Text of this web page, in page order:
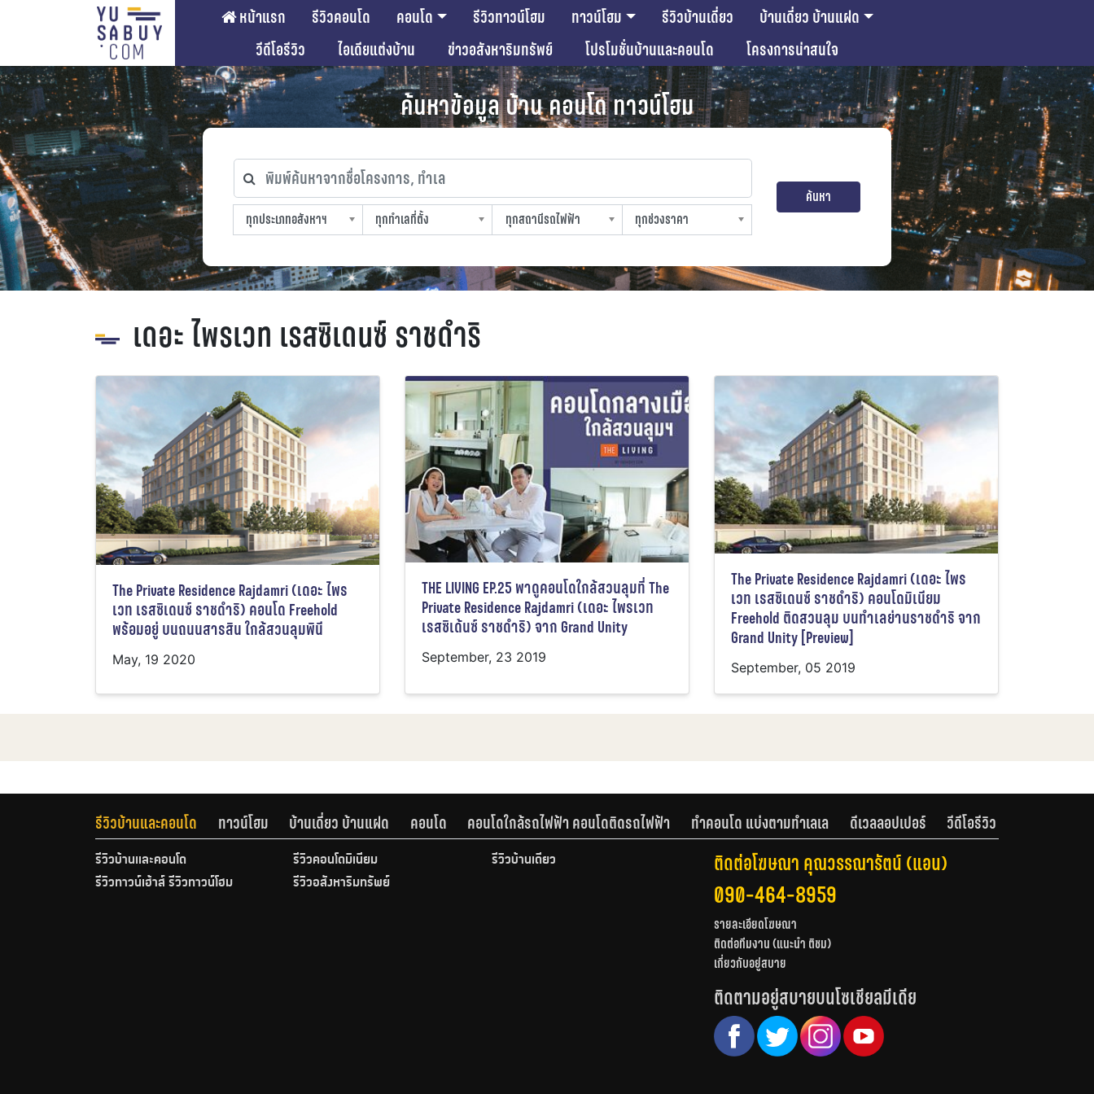
หน้าแรก รีวิวคอนโด คอนโด รีวิวทาวน์โฮม ทาวน์โฮม รีวิวบ้านเดี่ยว
บ้านเดี่ยว บ้านแฝด
วีดีโอรีวิว
ไอเดียแต่งบ้าน ข่าวอสังหาริมทรัพย์ โปรโมชั่นบ้านและคอนโด โครงการน่าสนใจ
ค้นหาข้อมูล บ้าน คอนโด ทาวน์โฮม
พิมพ์ค้นหาจากชื่อโครงการ, ทำเล
ทุกประเภทอสังหาฯ
ทุกประเภทอสังหาฯ
ทุกทำเลที่ตั้ง
ทุกทำเลที่ตั้ง
ทุกสถานีรถไฟฟ้า
ทุกสถานีรถไฟฟ้า
ทุกช่วงราคา
ทุกช่วงราคา
ค้นหา
เดอะ ไพรเวท เรสซิเดนซ์ ราชดำริ
The Private Residence Rajdamri (เดอะ ไพร
เวท เรสซิเดนซ์ ราชดำริ) คอนโด Freehold
พร้อมอยู่ บนถนนสารสิน ใกล้สวนลุมพินี
May, 19 2020
THE LIVING EP.25 พาดูคอนโดใกล้สวนลุมที่ The
Private Residence Rajdamri (เดอะ ไพรเวท
เรสซิเด้นซ์ ราชดำริ) จาก Grand Unity
September, 23 2019
The Private Residence Rajdamri (เดอะ ไพร
เวท เรสซิเดนซ์ ราชดำริ) คอนโดมิเนียม
Freehold ติดสวนลุม บนทำเลย่านราชดำริ จาก
Grand Unity [Preview]
September, 05 2019
รีวิวบ้านและคอนโด ทาวน์โฮม บ้านเดี่ยว บ้านแฝด คอนโด คอนโดใกล้รถไฟฟ้า คอนโดติดรถไฟฟ้า ทำคอนโด แบ่งตามทำเลเล ดีเวลลอปเปอร์ วีดีโอรีวิว
รีวิวบ้านและคอนโด รีวิวคอนโดมิเนียม
รีวิวบ้านเดี่ยว
รีวิวทาวน์เฮ้าส์ รีวิวทาวน์โฮม
รีวิวอสังหาริมทรัพย์
ติดต่อโฆษณา คุณวรรณารัตน์ (แอน)
090-464-8959
รายละเอียดโฆษณา
ติดต่อทีมงาน (แนะนำ ติชม)
เกี่ยวกับอยู่สบาย
ติดตามอยู่สบายบนโซเชียลมีเดีย